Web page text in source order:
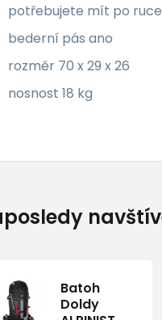
potřebujete mít po ruce
bederní pás ano
rozměr 70 x 29 x 26
nosnost 18 kg
Batoh
Doldy